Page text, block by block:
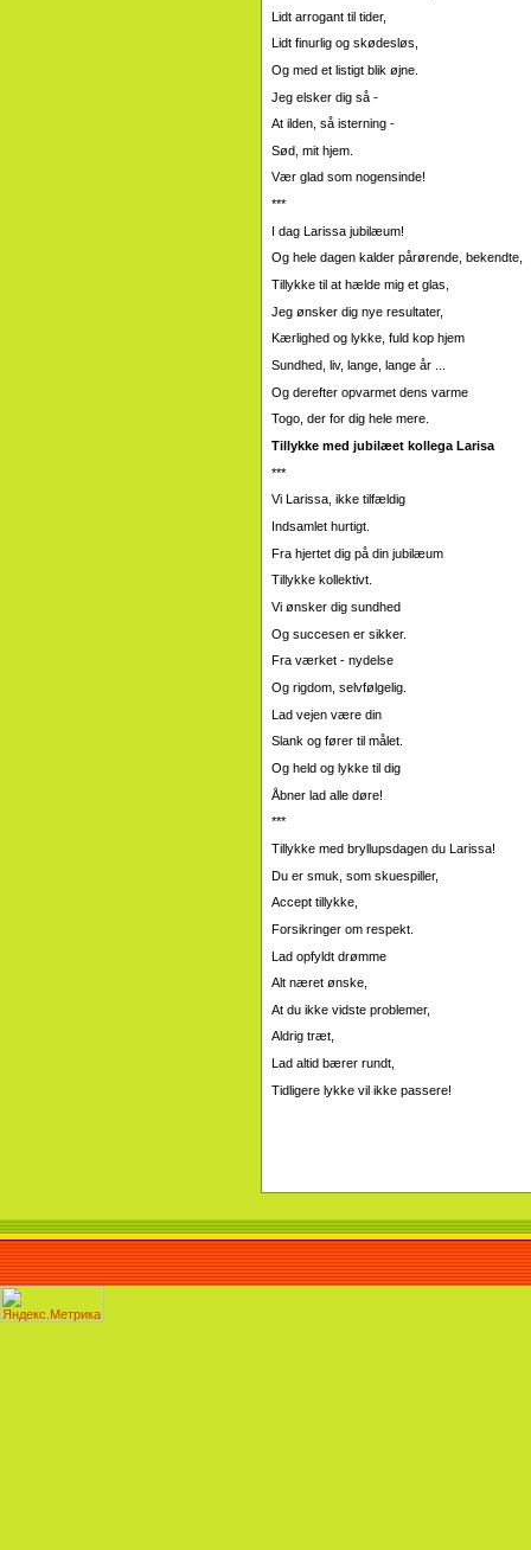
Lidt arrogant til tider,
Lidt finurlig og skødesløs,
Og med et listigt blik øjne.
Jeg elsker dig så -
At ilden, så isterning -
Sød, mit hjem.
Vær glad som nogensinde!
***
I dag Larissa jubilæum!
Og hele dagen kalder pårørende, bekendte,
Tillykke til at hælde mig et glas,
Jeg ønsker dig nye resultater,
Kærlighed og lykke, fuld kop hjem
Sundhed, liv, lange, lange år ...
Og derefter opvarmet dens varme
Togo, der for dig hele mere.
Tillykke med jubilæet kollega Larisa
***
Vi Larissa, ikke tilfældig
Indsamlet hurtigt.
Fra hjertet dig på din jubilæum
Tillykke kollektivt.
Vi ønsker dig sundhed
Og succesen er sikker.
Fra værket - nydelse
Og rigdom, selvfølgelig.
Lad vejen være din
Slank og fører til målet.
Og held og lykke til dig
Åbner lad alle døre!
***
Tillykke med bryllupsdagen du Larissa!
Du er smuk, som skuespiller,
Accept tillykke,
Forsikringer om respekt.
Lad opfyldt drømme
Alt næret ønske,
At du ikke vidste problemer,
Aldrig træt,
Lad altid bærer rundt,
Tidligere lykke vil ikke passere!